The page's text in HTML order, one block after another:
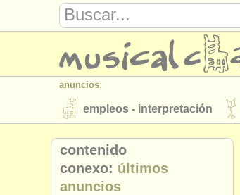
anuncios:
empleos - interpretación
instrumentos en venta
directorios:
orquestas y teatros
contenido
conexo: últimos
anuncios